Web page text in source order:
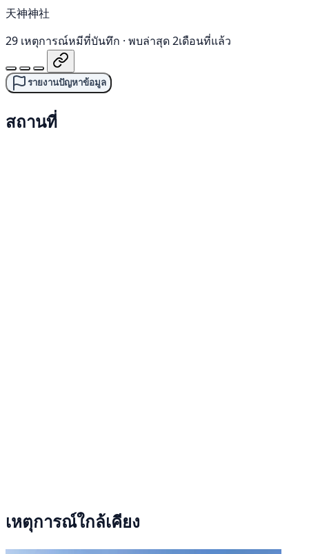
天神神社
29 เหตุการณ์หมีที่บันทึก · พบล่าสุด 2เดือนที่แล้ว
รายงานปัญหาข้อมูล
สถานที่
เหตุการณ์ใกล้เคียง